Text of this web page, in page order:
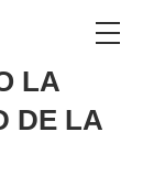
LA
DE LA